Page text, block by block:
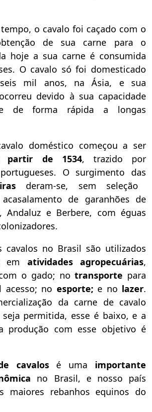
o cavalo foi caçado com o
de sua carne para o
hoje a sua carne é consumida
O cavalo só foi domesticado
mil anos, na Ásia, e sua
devido à sua capacidade
de forma rápida a longas
doméstico começou a ser
partir de 1534, trazido por
O surgimento das
deram-se, sem seleção
de garanhões de
Andaluz e Berbere, com éguas
cavalos no Brasil são utilizados
em atividades agropecuárias,
o gado; notransporte para
acesso; no esporte; e no lazer.
da carne de cavalo
seja permitida, esse é baixo, e a
produção com esse objetivo é
cavalosé uma importante
no Brasil, e nosso país
maiores rebanhos equinos do